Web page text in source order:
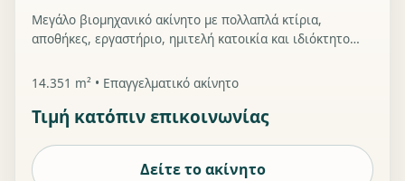
Μεγάλο βιομηχανικό ακίνητο με πολλαπλά κτίρια,
αποθήκες, εργαστήριο, ημιτελή κατοικία και ιδιόκτητο
και αποθήκευση.
14.351 m² • Επαγγελματικό ακίνητο
Τιμή κατόπιν επικοινωνίας
Δείτε το ακίνητο